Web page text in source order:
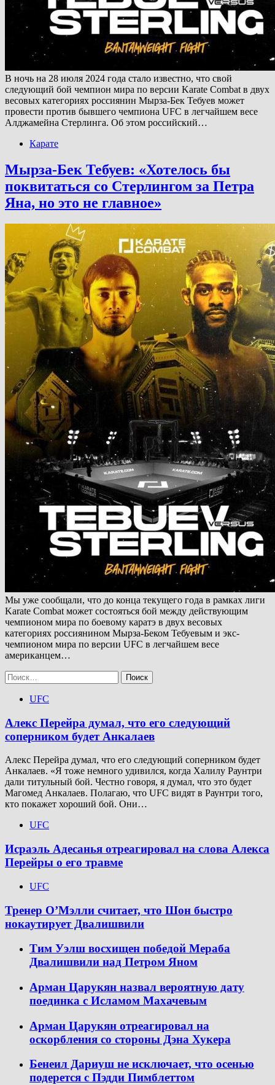
В ночь на 28 июля 2024 года стало известно, что свой
следующий бой чемпион мира по версии Karate Combat в двух
весовых категориях россиянин Мырза-Бек Тебуев может
провести против бывшего чемпиона UFC в легчайшем весе
Алджамейна Стерлинга. Об этом российский…
Карате
Мырза-Бек Тебуев: «Хотелось бы
поквитаться со Стерлингом за Петра
Яна, но это не главное»
Мы уже сообщали, что до конца текущего года в рамках лиги
Karate Combat может состояться бой между действующим
чемпионом мира по боевому каратэ в двух весовых
категориях россиянином Мырза-Беком Тебуевым и экс-
чемпионом мира по версии UFC в легчайшем весе
американцем…
Найти:
UFC
Алекс Перейра думал, что его следующий
соперником будет Анкалаев
Алекс Перейра думал, что его следующий соперником будет
Анкалаев. «Я тоже немного удивился, когда Халилу Раунтри
дали титульный бой. Честно говоря, я думал, что это будет
Магомед Анкалаев. Полагаю, что UFC видят в Раунтри того,
кто покажет хороший бой. Они…
UFC
Исраэль Адесанья отреагировал на слова Алекса
Перейры о его травме
UFC
Тренер О’Мэлли считает, что Шон быстро
нокаутирует Двалишвили
Тим Уэлш восхищен победой Мераба
Двалишвили над Петром Яном
Арман Царукян назвал вероятную дату
поединка с Исламом Махачевым
Арман Царукян отреагировал на
оскорбления со стороны Дэна Хукера
Бенеил Дариуш не исключает, что осенью
подерется с Пэдди Пимблеттом